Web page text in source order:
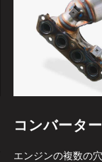
コンバータ
エンジンの複数の